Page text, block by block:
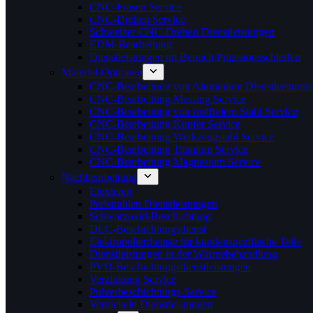
CNC-Fräsen Service
CNC-Drehen Service
Schweizer CNC-Drehen Dienstleistungen
EDM-Bearbeitung
Dienstleistungen im Bereich Präzisionsschleifen
Material-Optionen
CNC-Bearbeitung von Aluminium
CNC-Bearbeitung Messing Service
CNC-Bearbeitung von rostfreiem Stahl Service
CNC-Bearbeitung Kupfer Service
CNC-Bearbeitung Werkzeugstahl Service
CNC-Bearbeitung Titanium Service
CNC-Bearbeitung Magnesium Service
Nachbearbeitung
Eloxieren
Perlstrahlen Dienstleistungen
Schwarzoxid-Beschichtung
DLC-Beschichtungsdienst
Elektropolierdienste für kundenspezifische Teile
Dienstleistungen in der Wärmebehandlung
PVD-Beschichtungsdienstleistungen
Verzinkung Service
Pulverbeschichtungs-Service
Vernickeln Dienstleistungen